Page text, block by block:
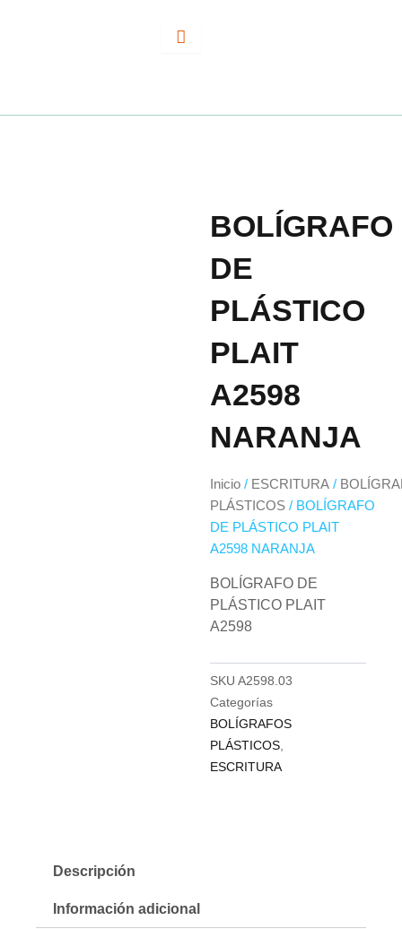
BOLÍGRAFO
DE
PLÁSTICO
PLAIT
A2598
NARANJA
Inicio / ESCRITURA /
PLÁSTICOS / BOLÍGRAFO
DE PLÁSTICO PLAIT
A2598 NARANJA
BOLÍGRAFO DE
PLÁSTICO PLAIT
A2598
SKU A2598.03
Categorías
BOLÍGRAFOS
PLÁSTICOS
ESCRITURA
Descripción
Información adicional